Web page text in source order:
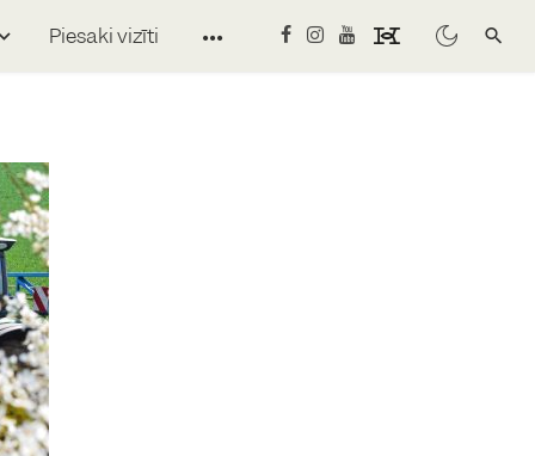
Piesaki vizīti